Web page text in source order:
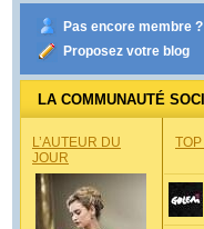
Pas encore membre ?
Proposez votre blog
LA COMMUNAUTÉ
L’AUTEUR DU
JOUR